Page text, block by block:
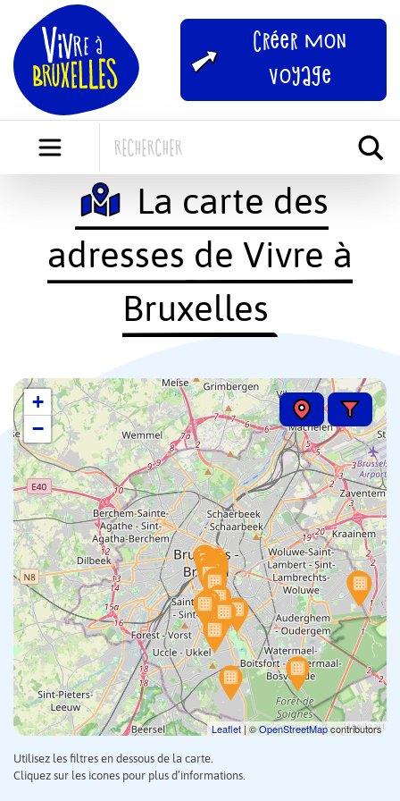
content
Créer mon
voyage
La carte des
adresses de Vivre à
Bruxelles
+
−
Leaflet| ©OpenStreetMapcontributors
Utilisez les filtres en dessous de la carte.
Cliquez sur les icones pour plus d’informations.